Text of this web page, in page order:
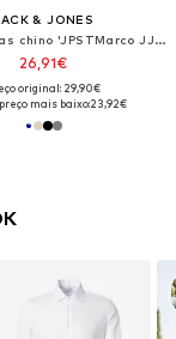
& JONES
Slimfit Calças chino 'JPSTMarco JJDave'
26,91€
original: 29,90€
mais baixo:23,92€